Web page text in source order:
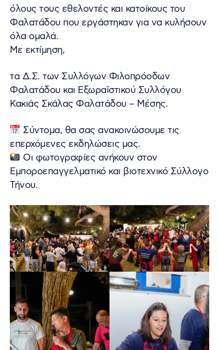
όλους τους εθελοντές και κατοίκους του
Φαλατάδου που εργάστηκαν για να κυλήσουν
όλα ομαλά.
Με εκτίμηση,
τα Δ.Σ. των Συλλόγων Φιλοπρόοδων
Φαλατάδου και Εξωραϊστικού Συλλόγου
Κακιάς Σκάλας Φαλατάδου – Μέσης.
Σύντομα, θα σας ανακοινώσουμε τις
επερχόμενες εκδηλώσεις μας.
Οι φωτογραφίες ανήκουν στον
Εμποροεπαγγελματικό και βιοτεχνικό Σύλλογο
Τήνου.